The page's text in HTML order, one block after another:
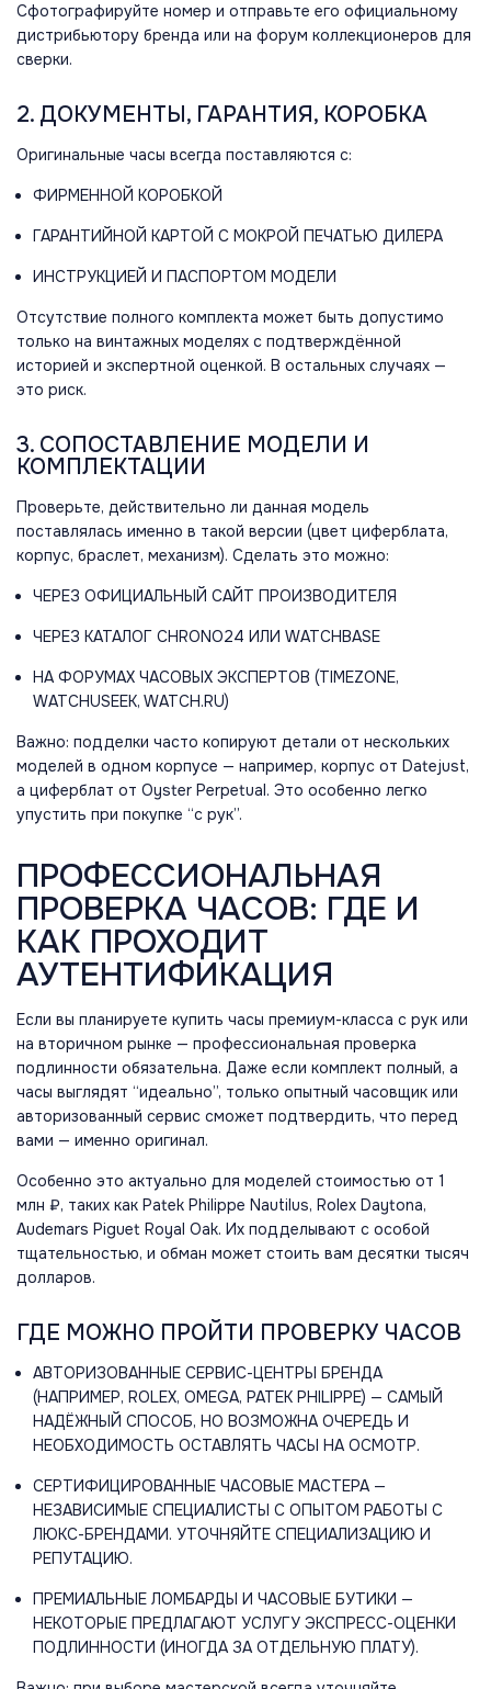
Сфотографируйте номер и отправьте его официальному
дистрибьютору бренда или на форум коллекционеров для
сверки.
2. ДОКУМЕНТЫ, ГАРАНТИЯ, КОРОБКА
Оригинальные часы всегда поставляются с:
ФИРМЕННОЙ КОРОБКОЙ
ГАРАНТИЙНОЙ КАРТОЙ С МОКРОЙ ПЕЧАТЬЮ ДИЛЕРА
ИНСТРУКЦИЕЙ И ПАСПОРТОМ МОДЕЛИ
Отсутствие полного комплекта может быть допустимо
только на винтажных моделях с подтверждённой
историей и экспертной оценкой. В остальных случаях —
это риск.
3. СОПОСТАВЛЕНИЕ МОДЕЛИ И
КОМПЛЕКТАЦИИ
Проверьте, действительно ли данная модель
поставлялась именно в такой версии (цвет циферблата,
корпус, браслет, механизм). Сделать это можно:
ЧЕРЕЗ ОФИЦИАЛЬНЫЙ САЙТ ПРОИЗВОДИТЕЛЯ
ЧЕРЕЗ КАТАЛОГ CHRONO24 ИЛИ WATCHBASE
НА ФОРУМАХ ЧАСОВЫХ ЭКСПЕРТОВ (TIMEZONE,
WATCHUSEEK, WATCH.RU)
Важно: подделки часто копируют детали от нескольких
моделей в одном корпусе — например, корпус от Datejust,
а циферблат от Oyster Perpetual. Это особенно легко
упустить при покупке “с рук”.
ПРОФЕССИОНАЛЬНАЯ
ПРОВЕРКА ЧАСОВ: ГДЕ И
КАК ПРОХОДИТ
АУТЕНТИФИКАЦИЯ
Если вы планируете купить часы премиум-класса с рук или
на вторичном рынке — профессиональная проверка
подлинности обязательна. Даже если комплект полный, а
часы выглядят “идеально”, только опытный часовщик или
авторизованный сервис сможет подтвердить, что перед
вами — именно оригинал.
Особенно это актуально для моделей стоимостью от 1
млн ₽, таких как Patek Philippe Nautilus, Rolex Daytona,
Audemars Piguet Royal Oak. Их подделывают с особой
тщательностью, и обман может стоить вам десятки тысяч
долларов.
ГДЕ МОЖНО ПРОЙТИ ПРОВЕРКУ ЧАСОВ
АВТОРИЗОВАННЫЕ СЕРВИС-ЦЕНТРЫ БРЕНДА
(НАПРИМЕР, ROLEX, OMEGA, PATEK PHILIPPE) — САМЫЙ
НАДЁЖНЫЙ СПОСОБ, НО ВОЗМОЖНА ОЧЕРЕДЬ И
НЕОБХОДИМОСТЬ ОСТАВЛЯТЬ ЧАСЫ НА ОСМОТР.
СЕРТИФИЦИРОВАННЫЕ ЧАСОВЫЕ МАСТЕРА —
НЕЗАВИСИМЫЕ СПЕЦИАЛИСТЫ С ОПЫТОМ РАБОТЫ С
ЛЮКС-БРЕНДАМИ. УТОЧНЯЙТЕ СПЕЦИАЛИЗАЦИЮ И
РЕПУТАЦИЮ.
ПРЕМИАЛЬНЫЕ ЛОМБАРДЫ И ЧАСОВЫЕ БУТИКИ —
НЕКОТОРЫЕ ПРЕДЛАГАЮТ УСЛУГУ ЭКСПРЕСС-ОЦЕНКИ
ПОДЛИННОСТИ (ИНОГДА ЗА ОТДЕЛЬНУЮ ПЛАТУ).